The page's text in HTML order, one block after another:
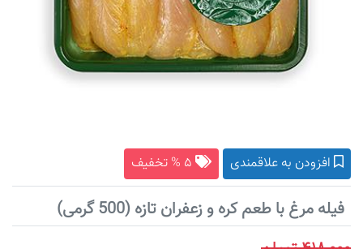
فیله مرغ با طعم کره و زعفران تازه (500 گرمی)